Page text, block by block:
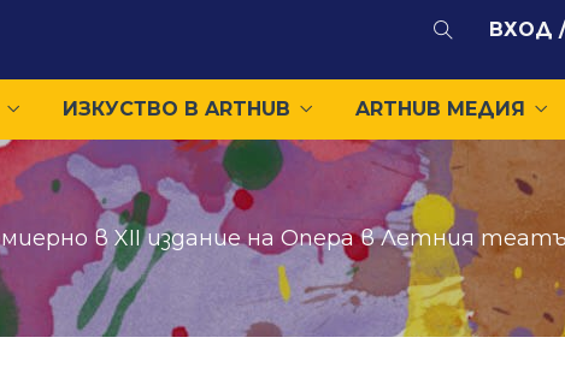
ВХОД
ИЗКУСТВО В ARTHUB ARTHUB МЕДИЯ
в XII издание на Опера в Летния